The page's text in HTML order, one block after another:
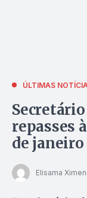
ÚLTIMAS
repasses
de janeiro
Elisama